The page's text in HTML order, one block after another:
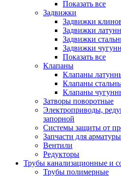
Показать все
Задвижки
Задвижки
Задвижки
Задвижки
Задвижки
Показать все
Клапаны
Клапаны
Клапаны
Клапаны
Затворы поворотные
Электроприводы,
запорной
Системы защиты от
Запчасти для
Вентили
Редукторы
Трубы канализационные и
Трубы полимерные